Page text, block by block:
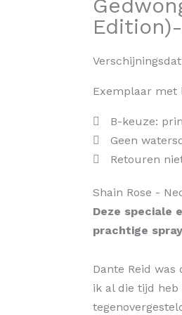
Exemplaar met
B-keuze:
Geen
Retouren
Shain Rose -
Deze speciale
prachtige
Dante Reid
ik al die tijd heb